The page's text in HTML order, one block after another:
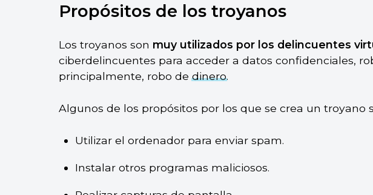
Propósitos de los troyanos
Los troyanos son muy utilizados por los delincuentes
ciberdelincuentes para acceder a datos confidenciales,
principalmente, robo dedinero.
Algunos de los propósitos por los que se crea un troyano
Utilizar el ordenador para enviar spam.
Instalar otros programas maliciosos.